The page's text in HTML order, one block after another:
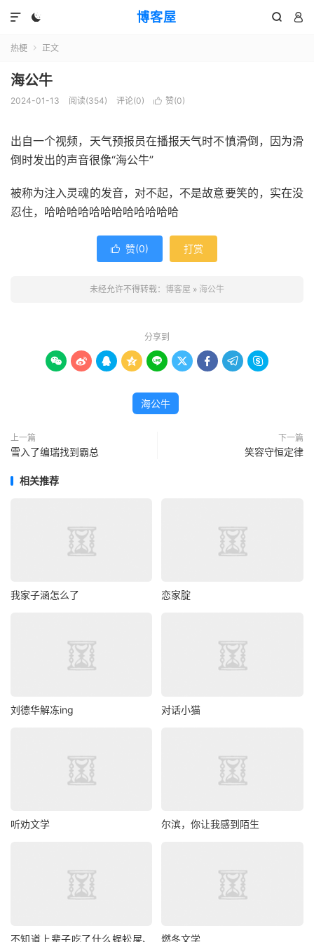
博客屋
  

热梗  正文
海公牛
2024-01-13 阅读(354) 评论(0)  赞(0)
出自一个视频，天气预报员在播报天气时不慎滑倒，因为滑
倒时发出的声音很像“海公牛”
被称为注入灵魂的发音，对不起，不是故意要笑的，实在没
忍住，哈哈哈哈哈哈哈哈哈哈哈哈
 赞(0) 打赏
未经允许不得转载： 博客屋 » 海公牛
分享到
        
海公牛
上一篇
雪入了编瑞找到霸总
下一篇
笑容守恒定律
相关推荐
我家子涵怎么了 恋家腚
刘德华解冻ing 对话小猫
听劝文学 尔滨，你让我感到陌生
不知道上辈子吃了什么蜈蚣屎、 燃冬文学